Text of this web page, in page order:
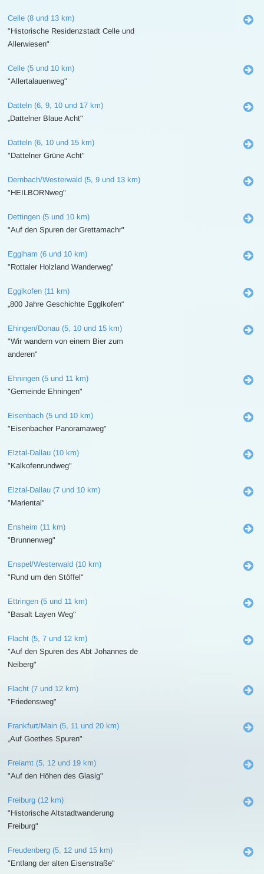
Celle (8 und 13 km)
"Historische Residenzstadt Celle und
Allerwiesen"
Celle (5 und 10 km)
"Allertalauenweg"
Datteln (6, 9, 10 und 17 km)
„Dattelner Blaue Acht"
Datteln (6, 10 und 15 km)
"Dattelner Grüne Acht"
Dernbach/Westerwald (5, 9 und 13 km)
"HEILBORNweg"
Dettingen (5 und 10 km)
"Auf den Spuren der Grettamachr"
Egglham (6 und 10 km)
"Rottaler Holzland Wanderweg"
Egglkofen (11 km)
„800 Jahre Geschichte Egglkofen“
Ehingen/Donau (5, 10 und 15 km)
"Wir wandern von einem Bier zum
anderen"
Ehningen (5 und 11 km)
"Gemeinde Ehningen"
Eisenbach (5 und 10 km)
"Eisenbacher Panoramaweg"
Elztal-Dallau (10 km)
"Kalkofenrundweg"
Elztal-Dallau (7 und 10 km)
"Mariental"
Ensheim (11 km)
"Brunnenweg"
Enspel/Westerwald (10 km)
"Rund um den Stöffel"
Ettringen (5 und 11 km)
"Basalt Layen Weg"
Flacht (5, 7 und 12 km)
"Auf den Spuren des Abt Johannes de
Neiberg"
Flacht (7 und 12 km)
"Friedensweg"
Frankfurt/Main (5, 11 und 20 km)
„Auf Goethes Spuren"
Freiamt (5, 12 und 19 km)
"Auf den Höhen des Glasig"
Freiburg (12 km)
"Historische Altstadtwanderung
Freiburg"
Freudenberg (5, 12 und 15 km)
"Entlang der alten Eisenstraße"